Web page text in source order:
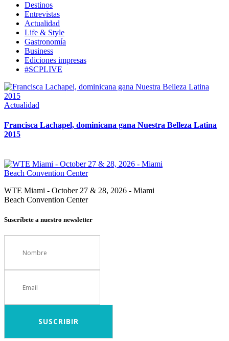
Destinos
Entrevistas
Actualidad
Life & Style
Gastronomía
Business
Ediciones impresas
#SCPLIVE
Actualidad
Francisca Lachapel, dominicana gana Nuestra Belleza Latina
2015
WTE Miami - October 27 & 28, 2026 - Miami
Beach Convention Center
Suscríbete a nuestro newsletter